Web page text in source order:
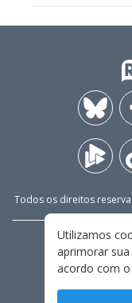
Todos os direitos
Utilizamos
aprimorar
acordo com o